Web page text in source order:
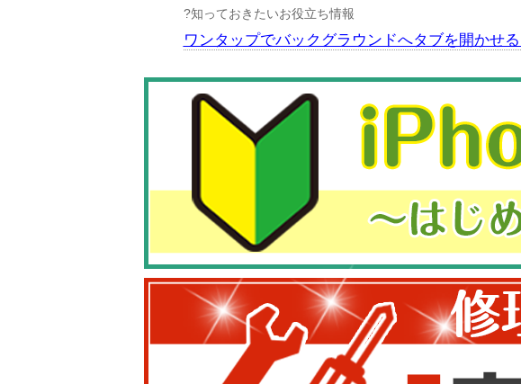
?知っておきたいお役立ち情報
ワンタップでバックグラウンドへタブを開かせ